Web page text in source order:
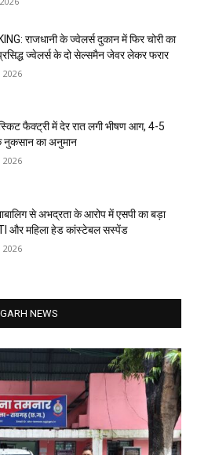
राजधानी के ज्वेलर्स दुकान में फिर चोरी का
ज्वेलर्स के दो सेल्समैन जेवर लेकर फरार
2026
फैक्ट्री में देर रात लगी भीषण आग, 4-5
नुकसान का अनुमान
2026
से अभद्रता के आरोप में एसपी का बड़ा
और महिला हेड कांस्टेबल सस्पेंड
2026
NEWS